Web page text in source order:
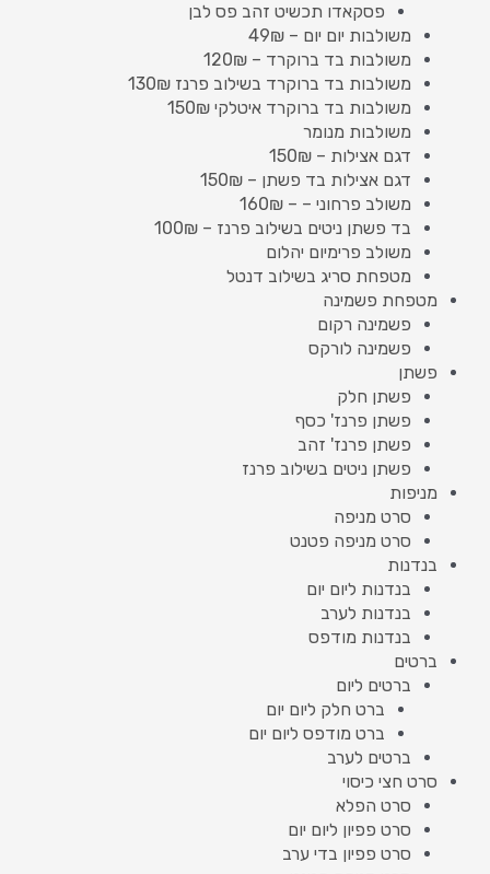
פסקאדו תכשיט זהב פס לבן
משולבות יום יום – 49₪
משולבות בד ברוקרד – 120₪
משולבות בד ברוקרד בשילוב פרנז 130₪
משולבות בד ברוקרד איטלקי 150₪
משולבות מנומר
דגם אצילות – 150₪
דגם אצילות בד פשתן – 150₪
משולב פרחוני – – 160₪
בד פשתן ניטים בשילוב פרנז – 100₪
משולב פרימיום יהלום
מטפחת סריג בשילוב דנטל
מטפחת פשמינה
פשמינה רקום
פשמינה לורקס
פשתן
פשתן חלק
פשתן פרנז' כסף
פשתן פרנז' זהב
פשתן ניטים בשילוב פרנז
מניפות
סרט מניפה
סרט מניפה פטנט
בנדנות
בנדנות ליום יום
בנדנות לערב
בנדנות מודפס
ברטים
ברטים ליום
ברט חלק ליום יום
ברט מודפס ליום יום
ברטים לערב
סרט חצי כיסוי
סרט הפלא
סרט פפיון ליום יום
סרט פפיון בדי ערב